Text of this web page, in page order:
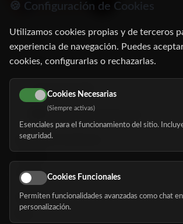
C/ Oruro, 11. 28016 Madrid
91 345 06 26
616 113 103
hola@mundomayor.com
Buscador de residencias
Eventos
Nosotros
🍪 Configuración de Cookies
Utilizamos cookies propias y de terceros
experiencia de navegación. Puedes
cookies, configurarlas o rechazarlas.
Cookies Necesarias
(Siempre activas)
Esenciales para el funcionamiento del sitio.
seguridad.
Cookies Funcionales
Permiten funcionalidades avanzadas como chat
personalización.